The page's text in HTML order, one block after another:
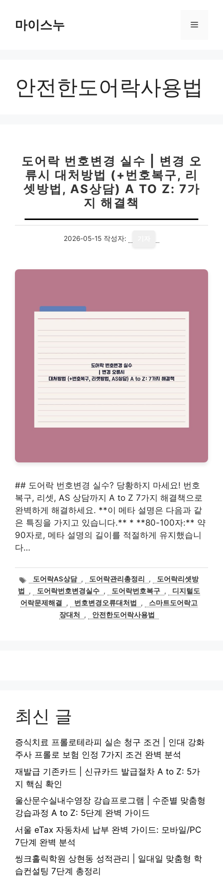
마이스누 메
안전한도어락사용법
도어락 번호변경 실수 | 변경 오
류시 대처방법 (+번호복구, 리
셋방법, AS상담) A TO Z: 7가
지 해결책
2026-05-15 작성자:
## 도어락 번호변경 실수? 당황하지 마세요! 번호
복구, 리셋, AS 상담까지 A to Z 7가지 해결책으로
완벽하게 해결하세요. **이 메타 설명은 다음과 같
은 특징을 가지고 있습니다.** * **80-100자:** 약
90자로, 메타 설명의 길이를 적절하게 유지했습니
다…
태도어락AS상담 , 도어락관리총정리 ,
도어락리셋방
법
, 도어락번호변경실수 , 도어락번호복구 ,
디지털도
어락문제해결
, 번호변경오류대처법 ,
스마트도어락고
장대처
, 안전한도어락사용법
최신 글
증식치료 프롤로테라피 실손 청구 조건 | 인대 강화
주사 프롤로 보험 인정 7가지 조건 완벽 분석
재발급 기존카드 | 신규카드 발급절차 A to Z: 5가
지 핵심 확인
울산문수실내수영장 강습프로그램 | 수준별 맞춤형
강습과정 A to Z: 5단계 완벽 가이드
서울 eTax 자동차세 납부 완벽 가이드: 모바일/PC
7단계 완벽 분석
씽크홀릭학원 상현동 성적관리 | 일대일 맞춤형 학
습컨설팅 7단계 총정리